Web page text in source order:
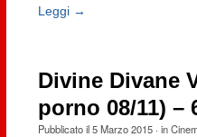
Leggi →
Divine Divane
porno 08/11) –
Pubblicato il5 Marzo 2015· in